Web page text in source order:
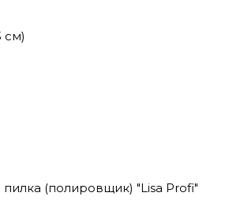
см)
(полировщик) "Lisa Profi"